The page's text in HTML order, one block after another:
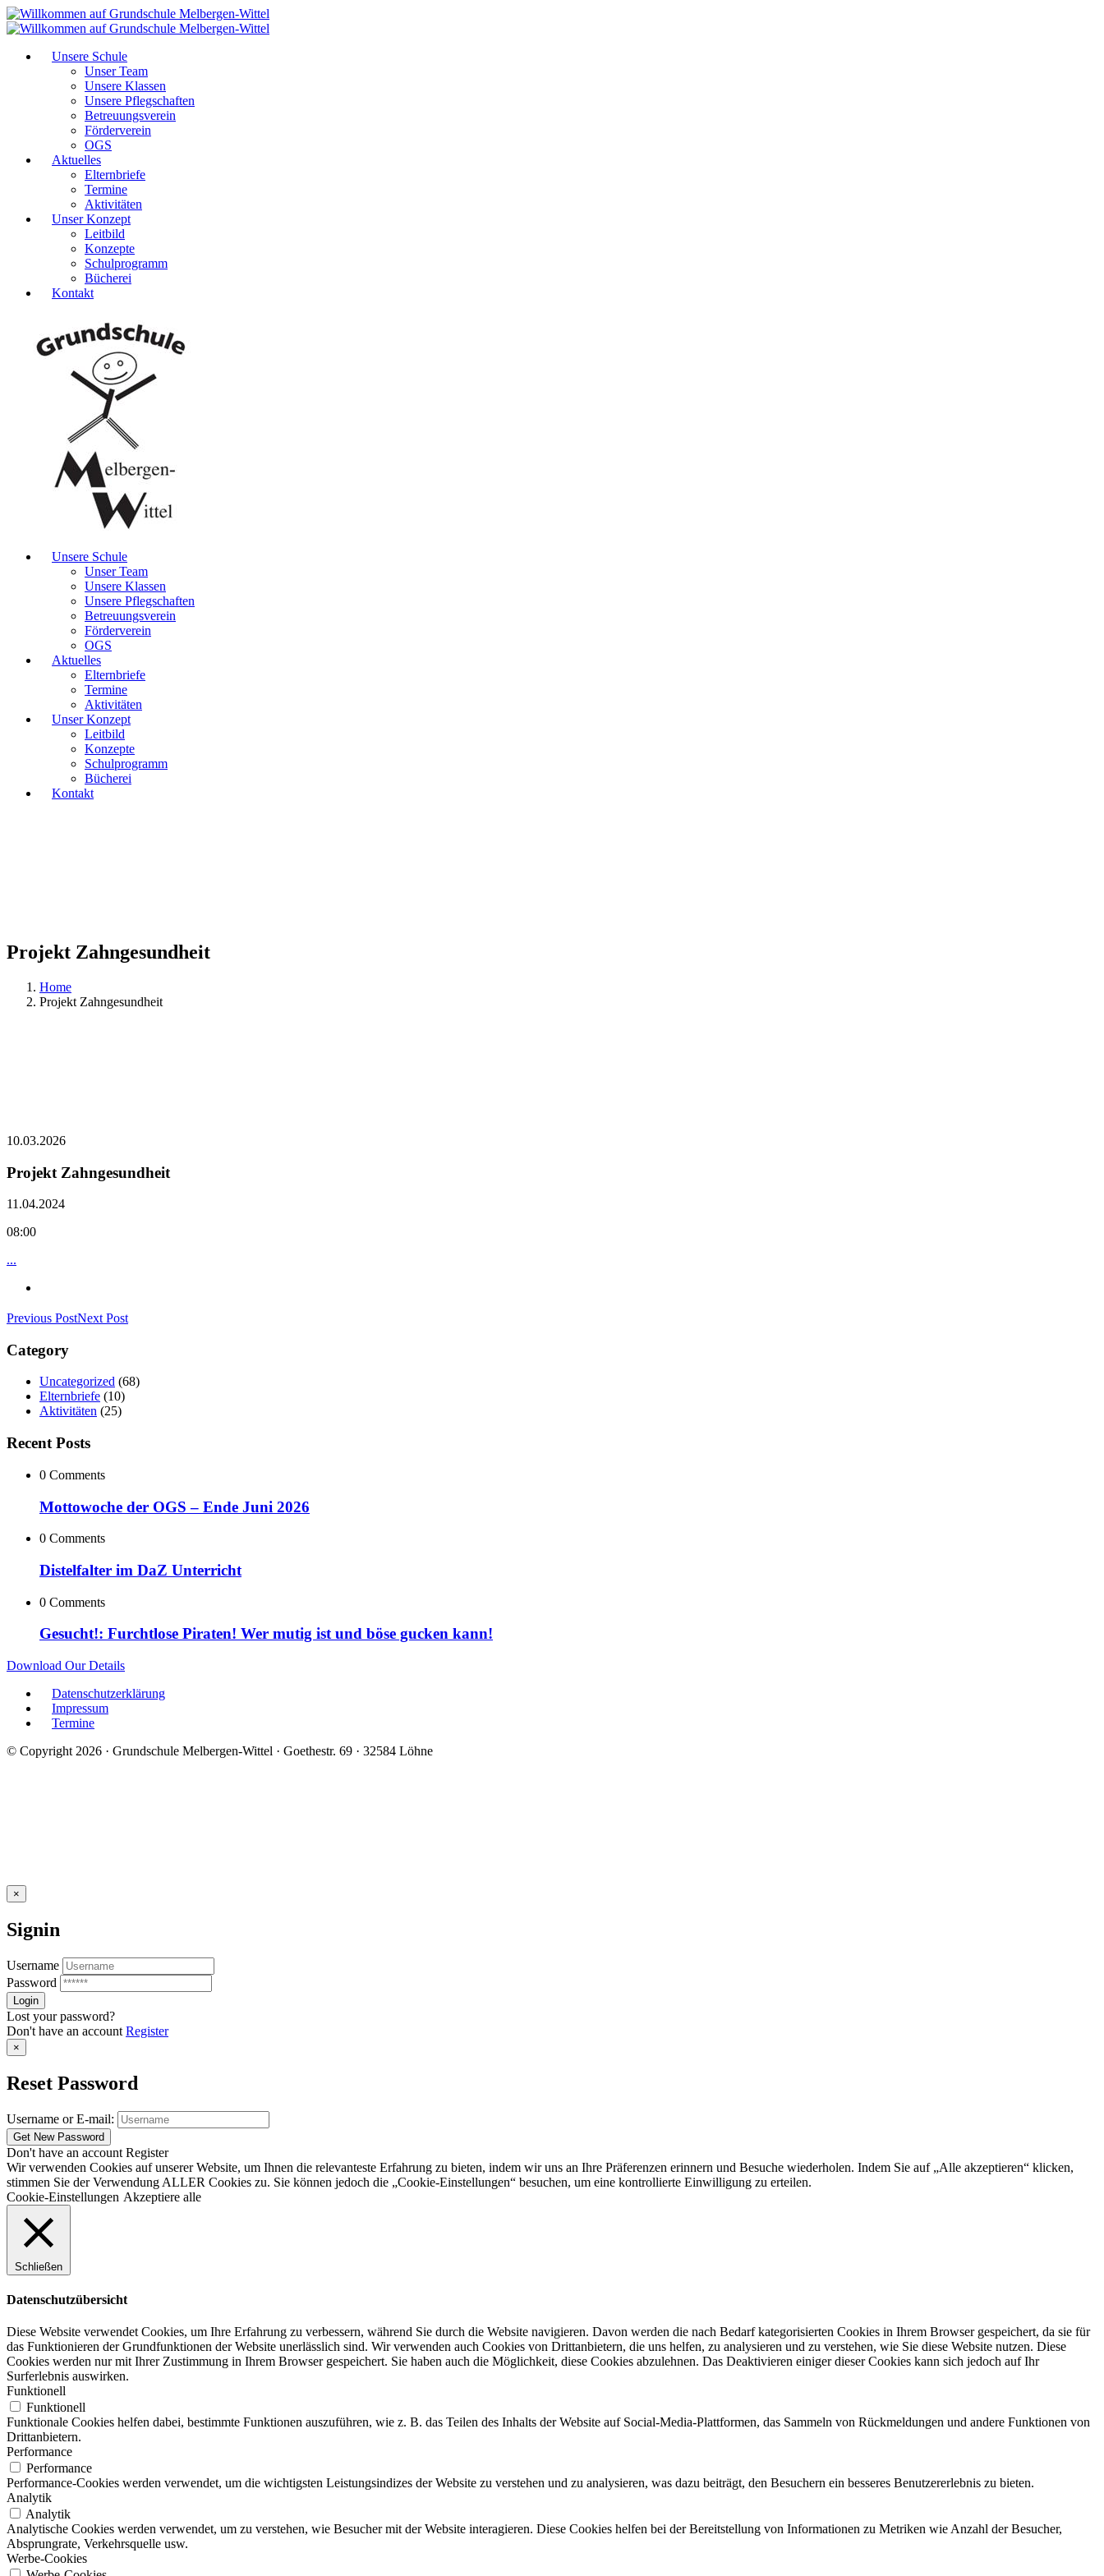
Unsere Schule
Unser Team
Unsere Klassen
Unsere Pflegschaften
Betreuungsverein
Förderverein
OGS
Aktuelles
Elternbriefe
Termine
Aktivitäten
Unser Konzept
Leitbild
Konzepte
Schulprogramm
Bücherei
Kontakt
Unsere Schule
Unser Team
Unsere Klassen
Unsere Pflegschaften
Betreuungsverein
Förderverein
OGS
Aktuelles
Elternbriefe
Termine
Aktivitäten
Unser Konzept
Leitbild
Konzepte
Schulprogramm
Bücherei
Kontakt
Projekt Zahngesundheit
Home
Projekt Zahngesundheit
10.03.2026
Projekt Zahngesundheit
11.04.2024
08:00
...
Previous PostNext Post
Category
Uncategorized (68)
Elternbriefe (10)
Aktivitäten (25)
Recent Posts
0 Comments
Mottowoche der OGS – Ende Juni 2026
0 Comments
Distelfalter im DaZ Unterricht
0 Comments
Gesucht!: Furchtlose Piraten! Wer mutig ist und böse gucken kann!
Download Our Details
Datenschutzerklärung
Impressum
Termine
© Copyright 2026 · Grundschule Melbergen-Wittel · Goethestr. 69 · 32584 Löhne
×
Signin
Username
Password
Lost your password?
Don't have an account Register
×
Reset Password
Username or E-mail:
Don't have an account Register
Wir verwenden Cookies auf unserer Website, um Ihnen die relevanteste Erfahrung zu bieten, indem wir uns an Ihre Präferenzen erinnern und Besuche wiederholen. Indem Sie auf „Alle akzeptieren“ klicken,
stimmen Sie der Verwendung ALLER Cookies zu. Sie können jedoch die „Cookie-Einstellungen“ besuchen, um eine kontrollierte Einwilligung zu erteilen.
Cookie-Einstellungen Akzeptiere alle
Schließen
Datenschutzübersicht
Diese Website verwendet Cookies, um Ihre Erfahrung zu verbessern, während Sie durch die Website navigieren. Davon werden die nach Bedarf kategorisierten Cookies in Ihrem Browser gespeichert, da sie für
das Funktionieren der Grundfunktionen der Website unerlässlich sind. Wir verwenden auch Cookies von Drittanbietern, die uns helfen, zu analysieren und zu verstehen, wie Sie diese Website nutzen. Diese
Cookies werden nur mit Ihrer Zustimmung in Ihrem Browser gespeichert. Sie haben auch die Möglichkeit, diese Cookies abzulehnen. Das Deaktivieren einiger dieser Cookies kann sich jedoch auf Ihr
Surferlebnis auswirken.
Funktionell
Funktionell
Funktionale Cookies helfen dabei, bestimmte Funktionen auszuführen, wie z. B. das Teilen des Inhalts der Website auf Social-Media-Plattformen, das Sammeln von Rückmeldungen und andere Funktionen von
Drittanbietern.
Performance
Performance
Performance-Cookies werden verwendet, um die wichtigsten Leistungsindizes der Website zu verstehen und zu analysieren, was dazu beiträgt, den Besuchern ein besseres Benutzererlebnis zu bieten.
Analytik
Analytik
Analytische Cookies werden verwendet, um zu verstehen, wie Besucher mit der Website interagieren. Diese Cookies helfen bei der Bereitstellung von Informationen zu Metriken wie Anzahl der Besucher,
Absprungrate, Verkehrsquelle usw.
Werbe-Cookies